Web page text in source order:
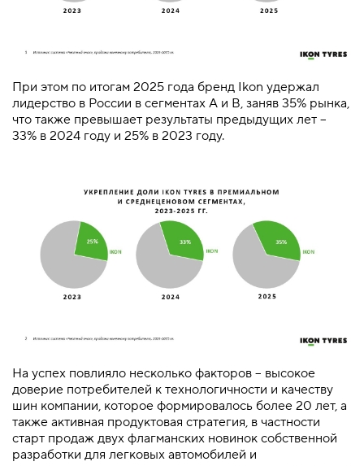
При этом по итогам 2025 года бренд Ikon удержал
лидерство в России в сегментах А и В, заняв 35% рынка,
что также превышает результаты предыдущих лет –
33% в 2024 году и 25% в 2023 году.
На успех повлияло несколько факторов – высокое
доверие потребителей к технологичности и качеству
шин компании, которое формировалось более 20 лет, а
также активная продуктовая стратегия, в частности
старт продаж двух флагманских новинок собственной
разработки для легковых автомобилей и